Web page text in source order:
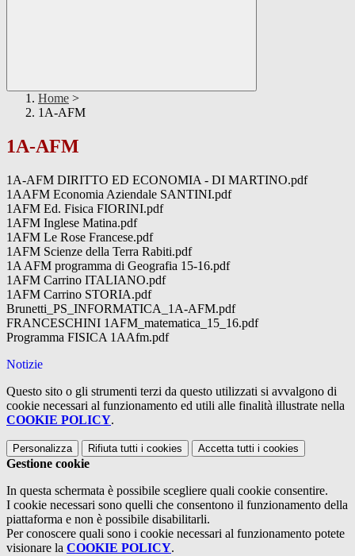
Home >
1A-AFM
1A-AFM
1A-AFM DIRITTO ED ECONOMIA - DI MARTINO.pdf
1AAFM Economia Aziendale SANTINI.pdf
1AFM Ed. Fisica FIORINI.pdf
1AFM Inglese Matina.pdf
1AFM Le Rose Francese.pdf
1AFM Scienze della Terra Rabiti.pdf
1A AFM programma di Geografia 15-16.pdf
1AFM Carrino ITALIANO.pdf
1AFM Carrino STORIA.pdf
Brunetti_PS_INFORMATICA_1A-AFM.pdf
FRANCESCHINI 1AFM_matematica_15_16.pdf
Programma FISICA 1AAfm.pdf
Notizie
Questo sito o gli strumenti terzi da questo utilizzati si avvalgono di
cookie necessari al funzionamento ed utili alle finalità illustrate nella
COOKIE POLICY.
Personalizza Rifiuta tutti i cookies Accetta tutti i cookies
Gestione cookie
In questa schermata è possibile scegliere quali cookie consentire.
I cookie necessari sono quelli che consentono il funzionamento della
piattaforma e non è possibile disabilitarli.
Per conoscere quali sono i cookie necessari al funzionamento potete
visionare la COOKIE POLICY.